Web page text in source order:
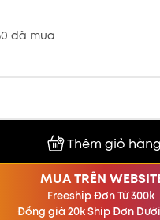
đã mua
Thêm giỏ hàng
MUA TRÊN
Freeship Đơn Từ 300k
Đồng giá 20k Ship Đơn